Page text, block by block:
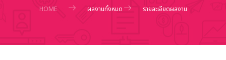
HOME ผลงานทั้งหมด รายละเอียดผลงาน